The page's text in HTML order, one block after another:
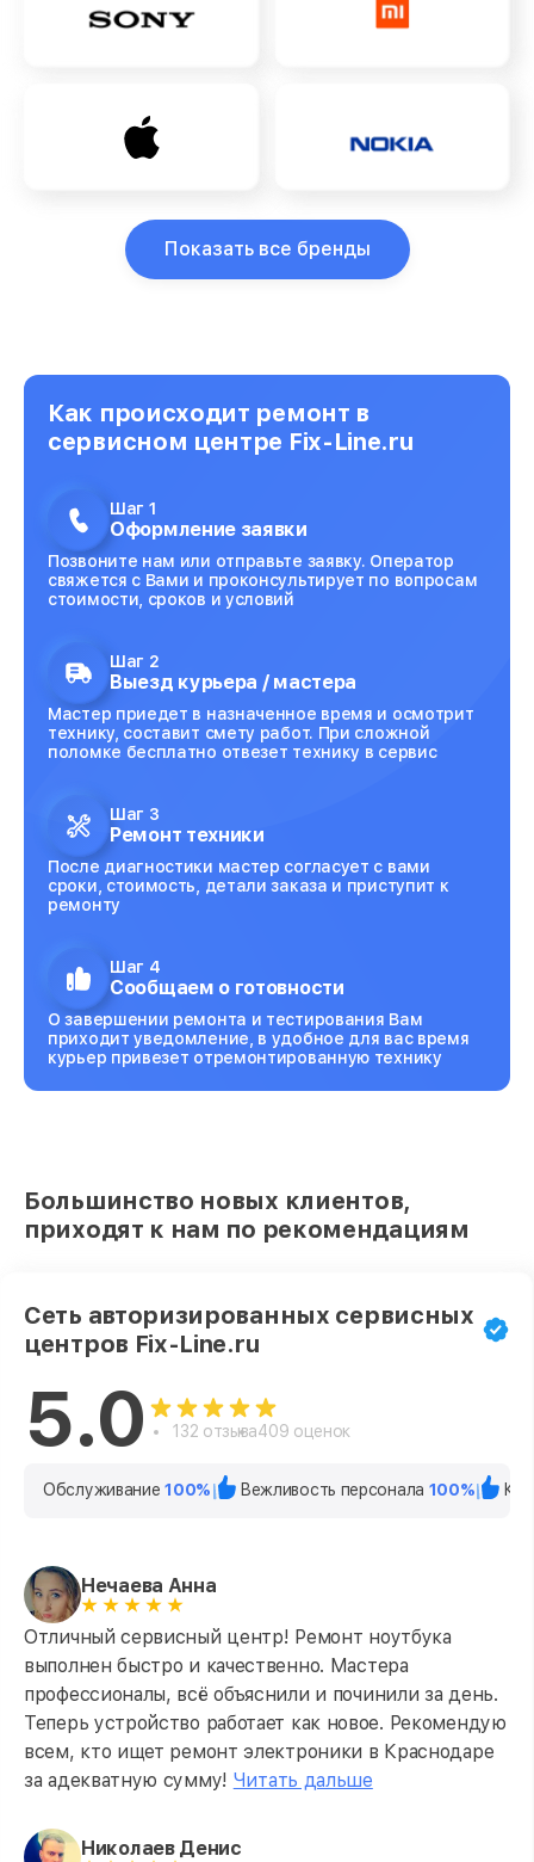
Показать все бренды
Как происходит ремонт в
сервисном центре Fix-Line.ru
Шаг 1
Оформление заявки
Позвоните нам или отправьте заявку. Оператор
свяжется с Вами и проконсультирует по вопросам
стоимости, сроков и условий
Шаг 2
Выезд курьера / мастера
Мастер приедет в назначенное время и осмотрит
технику, составит смету работ. При сложной
поломке бесплатно отвезет технику в сервис
Шаг 3
Ремонт техники
После диагностики мастер согласует с вами
сроки, стоимость, детали заказа и приступит к
ремонту
Шаг 4
Сообщаем о готовности
О завершении ремонта и тестирования Вам
приходит уведомление, в удобное для вас время
курьер привезет отремонтированную технику
Большинство новых клиентов,
приходят к нам по рекомендациям
Сеть авторизированных сервисных
центров Fix-Line.ru
5.0 132 отзыва409 оценок
Обслуживание100% Вежливость персонала 100%
Нечаева Анна
Отличный сервисный центр! Ремонт ноутбука
выполнен быстро и качественно. Мастера
профессионалы, всё объяснили и починили за день.
Теперь устройство работает как новое. Рекомендую
всем, кто ищет ремонт электроники в Краснодаре
за адекватную сумму! Читать дальше
Николаев Денис